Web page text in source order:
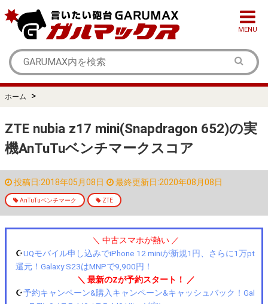
MENU
ホーム >
ZTE nubia z17 mini(Snapdragon 652)の実
機AnTuTuベンチマークスコア
投稿日:2018年05月08日 最終更新日:2020年08月08日
AnTuTuベンチマーク ZTE
＼ 中古スマホが熱い ／
☪️UQモバイル申し込みでiPhone 12 miniが新規1円、さらに1万pt
還元！Galaxy S23はMNPで9,900円！
＼ 最新のZが予約スタート！ ／
☪️予約キャンペーン&購入キャンペーン&キャッシュバック！Gal